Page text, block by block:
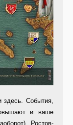
здесь. События,
и ваше
Ростов­